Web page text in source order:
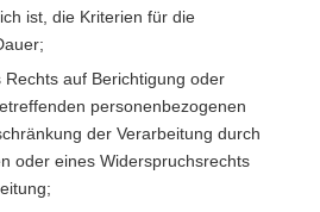
ist, die Kriterien für die
auf Berichtigung oder
personenbezogenen
der Verarbeitung durch
oder eines Widerspruchsrechts